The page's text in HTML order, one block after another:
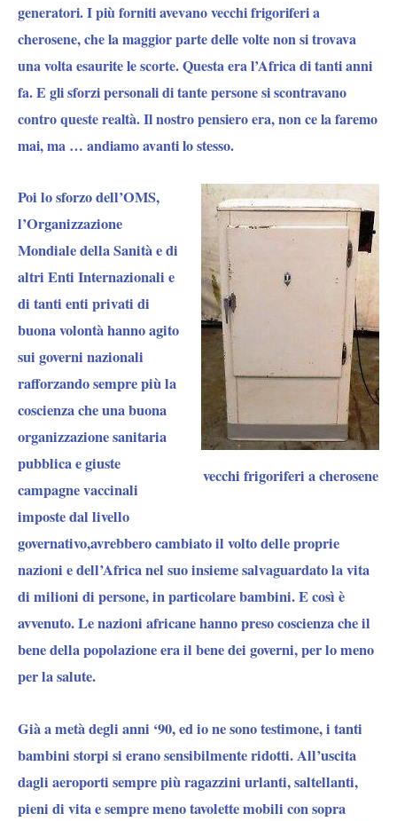
generatori. I più forniti avevano vecchi frigoriferi a
cherosene, che la maggior parte delle volte non si trovava
una volta esaurite le scorte. Questa era l’Africa di tanti anni
fa. E gli sforzi personali di tante persone si scontravano
contro queste realtà. Il nostro pensiero era, non ce la faremo
mai, ma … andiamo avanti lo stesso.
vecchi frigoriferi a cherosene
Poi lo sforzo dell’OMS,
l’Organizzazione
Mondiale della Sanità e di
altri Enti Internazionali e
di tanti enti privati di
buona volontà hanno agito
sui governi nazionali
rafforzando sempre più la
coscienza che una buona
organizzazione sanitaria
pubblica e giuste
campagne vaccinali
imposte dal livello
governativo,avrebbero cambiato il volto delle proprie
nazioni e dell’Africa nel suo insieme salvaguardato la vita
di milioni di persone, in particolare bambini. E così è
avvenuto. Le nazioni africane hanno preso coscienza che il
bene della popolazione era il bene dei governi, per lo meno
per la salute.
Già a metà degli anni ‘90, ed io ne sono testimone, i tanti
bambini storpi si erano sensibilmente ridotti. All’uscita
dagli aeroporti sempre più ragazzini urlanti, saltellanti,
pieni di vita e sempre meno tavolette mobili con sopra